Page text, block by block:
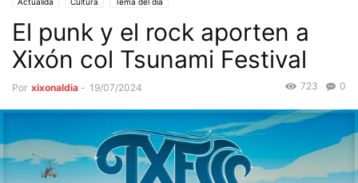
El punk y el rock aporten a
Xixón col Tsunami Festival
Por xixonaldia - 19/07/2024 0
723